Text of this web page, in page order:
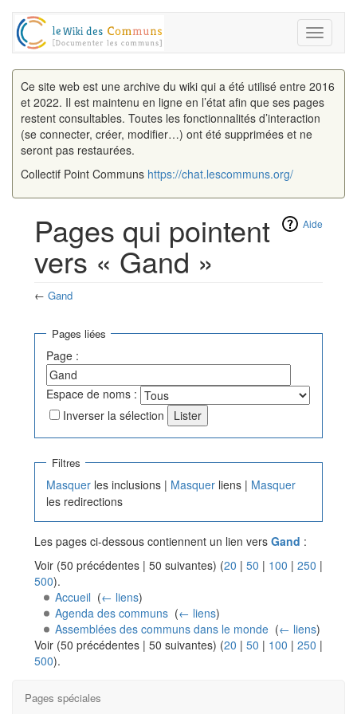
Toggle
Ce site web est une archive du wiki qui a été utilisé entre 2016
et 2022. Il est maintenu en ligne en l’état afin que ses pages
restent consultables. Toutes les fonctionnalités d’interaction
(se connecter, créer, modifier…) ont été supprimées et ne
seront pas restaurées.
Collectif Point Communs https://chat.lescommuns.org/
Aide
Pages qui pointent
vers « Gand »
← Gand
Pages liées
Page :
Espace de noms :
Inverser la sélection
Filtres
Masquer les inclusions | Masquer liens | Masquer
les redirections
Les pages ci-dessous contiennent un lien vers Gand :
Voir (50 précédentes | 50 suivantes) (20 | 50 | 100 | 250 |
500).
Accueil (← liens)
Agenda des communs‎ (← liens)
Assemblées des communs dans le monde‎ (← liens)
Voir (50 précédentes | 50 suivantes) (20 | 50 | 100 | 250 |
500).
Pages spéciales